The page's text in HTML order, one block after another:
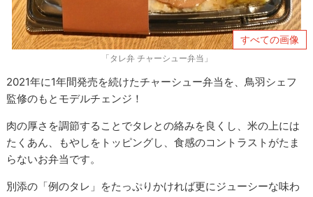
すべての画像
「タレ弁 チャーシュー弁当」
2021年に1年間発売を続けたチャーシュー弁当を、鳥羽シェフ
監修のもとモデルチェンジ！
肉の厚さを調節することでタレとの絡みを良くし、米の上には
たくあん、もやしをトッピングし、食感のコントラストがたま
らないお弁当です。
別添の「例のタレ」をたっぷりかければ更にジューシーな味わ